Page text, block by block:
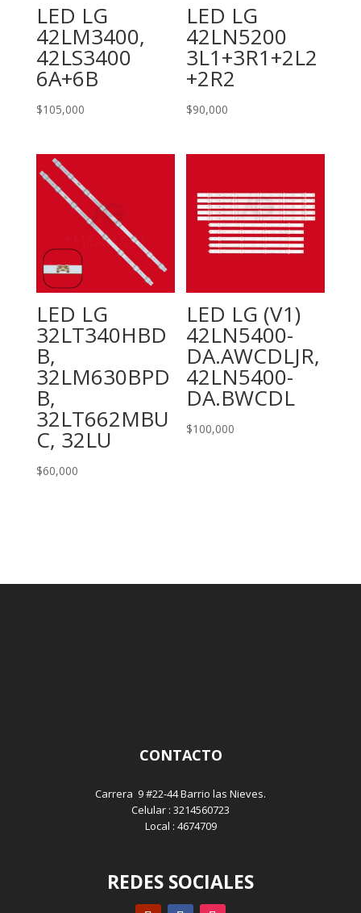
LED LG
42LM3400,
42LS3400
6A+6B
$105,000
LED LG
42LN5200
3L1+3R1+2L2
+2R2
$90,000
LED LG
32LT340HBD
B,
32LM630BPD
B,
32LT662MBU
C, 32LU
$60,000
LED LG (V1)
42LN5400-
DA.AWCDLJR,
42LN5400-
DA.BWCDL
$100,000
CONTACTO
Carrera 9 #22-44 Barrio las Nieves.
Celular : 3214560723
Local : 4674709
REDES SOCIALES